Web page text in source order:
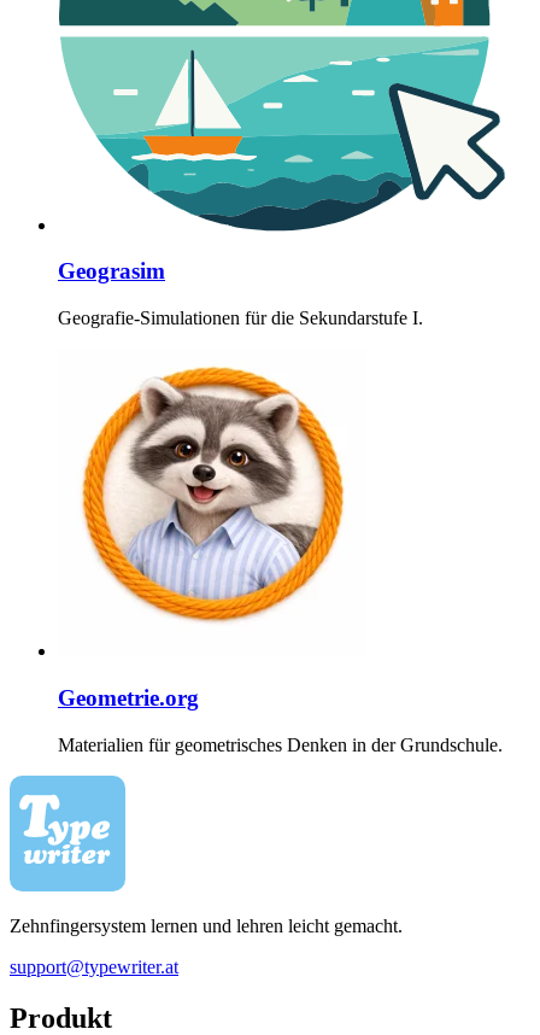
Geograsim
Geografie-Simulationen für die Sekundarstufe I.
Geometrie.org
Materialien für geometrisches Denken in der Grundschule.
Zehnfingersystem lernen und lehren leicht gemacht.
support@typewriter.at
Produkt